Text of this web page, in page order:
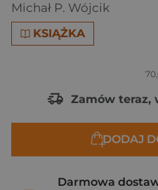
Michał P. Wójcik
KSIĄŻKA
Zamów teraz,
DODAJ
Darmowa